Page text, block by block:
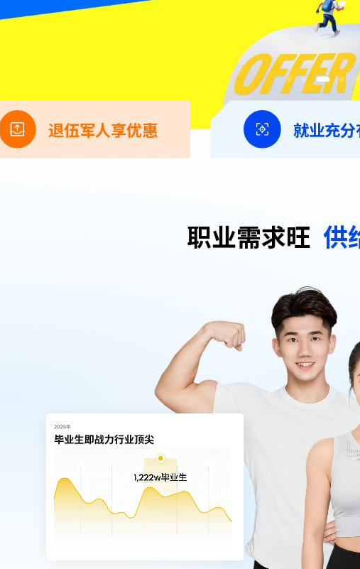
退伍军人享优惠 就业充
职业需求旺 供